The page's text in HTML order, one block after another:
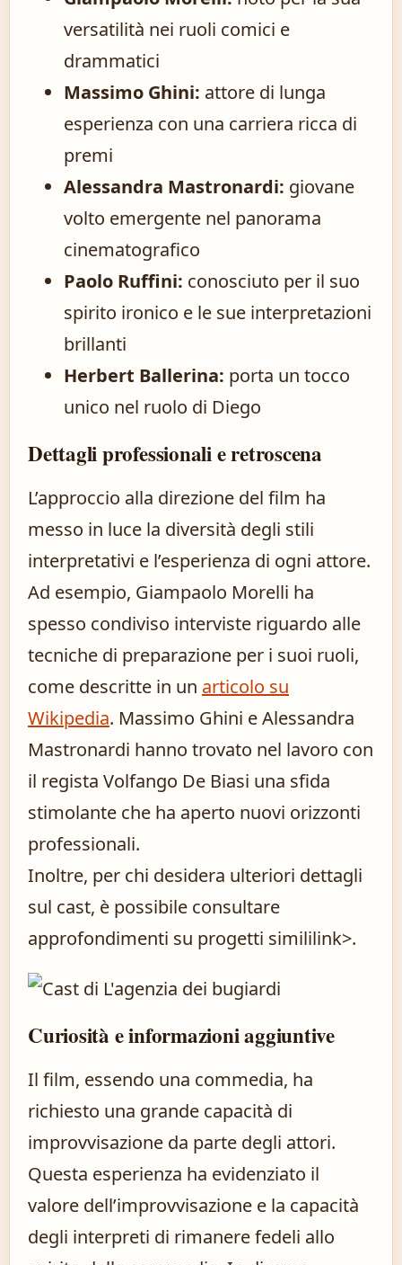
versatilità nei ruoli comici e
drammatici
Massimo Ghini: attore di lunga
esperienza con una carriera ricca di
premi
Alessandra Mastronardi: giovane
volto emergente nel panorama
cinematografico
Paolo Ruffini: conosciuto per il suo
spirito ironico e le sue interpretazioni
brillanti
Herbert Ballerina: porta un tocco
unico nel ruolo di Diego
Dettagli professionali e retroscena
L’approccio alla direzione del film ha
messo in luce la diversità degli stili
interpretativi e l’esperienza di ogni attore.
Ad esempio, Giampaolo Morelli ha
spesso condiviso interviste riguardo alle
tecniche di preparazione per i suoi ruoli,
come descritte in un articolo su
Wikipedia. Massimo Ghini e Alessandra
Mastronardi hanno trovato nel lavoro con
il regista Volfango De Biasi una sfida
stimolante che ha aperto nuovi orizzonti
professionali.
Inoltre, per chi desidera ulteriori dettagli
sul cast, è possibile consultare
approfondimenti su progetti simililink>.
Curiosità e informazioni aggiuntive
Il film, essendo una commedia, ha
richiesto una grande capacità di
improvvisazione da parte degli attori.
Questa esperienza ha evidenziato il
valore dell’improvvisazione e la capacità
degli interpreti di rimanere fedeli allo